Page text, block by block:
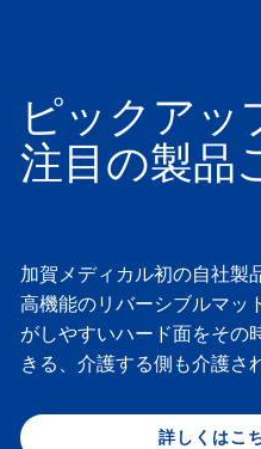
ピックアッ
注目の製品
加賀メディカル初の自社製
高機能のリバーシブルマッ
がしやすいハード面をその
きる、介護する側も介護さ
詳しくはこ